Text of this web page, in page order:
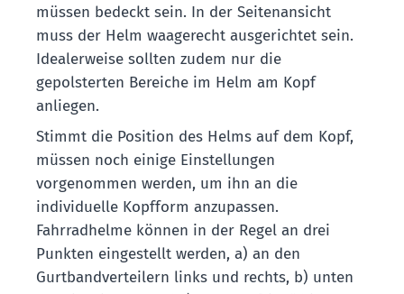
müssen bedeckt sein. In der Seitenansicht
muss der Helm waagerecht ausgerichtet sein.
Idealerweise sollten zudem nur die
gepolsterten Bereiche im Helm am Kopf
anliegen.
Stimmt die Position des Helms auf dem Kopf,
müssen noch einige Einstellungen
vorgenommen werden, um ihn an die
individuelle Kopfform anzupassen.
Fahrradhelme können in der Regel an drei
Punkten eingestellt werden, a) an den
Gurtbandverteilern links und rechts, b) unten